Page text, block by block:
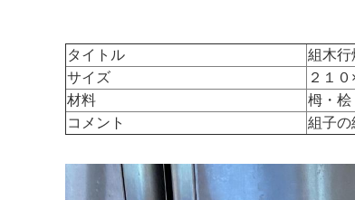
タイトル
組木行
サイズ
２１
材料
栂・桧
コメント
組子の